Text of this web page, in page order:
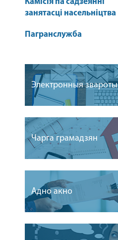
Камісія па садзеянні
занятасці насельніцтва
Пагранслужба
Электронныя звароты
Чарга грамадзян
Адно акно